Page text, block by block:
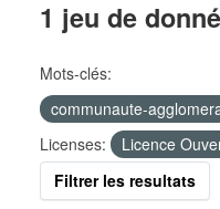
1 jeu de
Mots-clés:
communaute-
Licenses:
Licence
Filtrer les resultats